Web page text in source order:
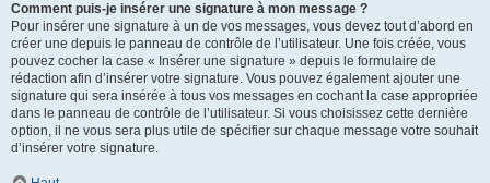
Comment puis-je insérer une signature à mon message ?
Pour insérer une signature à un de vos messages, vous devez tout d’abord en
créer une depuis le panneau de contrôle de l’utilisateur. Une fois créée, vous
pouvez cocher la case « Insérer une signature » depuis le formulaire de
rédaction afin d’insérer votre signature. Vous pouvez également ajouter une
signature qui sera insérée à tous vos messages en cochant la case appropriée
dans le panneau de contrôle de l’utilisateur. Si vous choisissez cette dernière
option, il ne vous sera plus utile de spécifier sur chaque message votre souhait
d’insérer votre signature.